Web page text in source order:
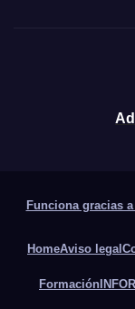
Funciona gracias
HomeAviso legal
Formación